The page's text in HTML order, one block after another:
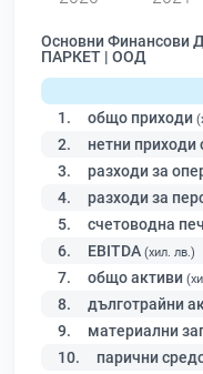
Основни Финансови
ПАРКЕТ | ООД
1. общо приходи
2. нетни приходи
3. разходи за
4. разходи за
5. счетоводна
6. EBITDA (хил. лв.)
7. общо активи
8. дълготрайни
9. материални
10. парични